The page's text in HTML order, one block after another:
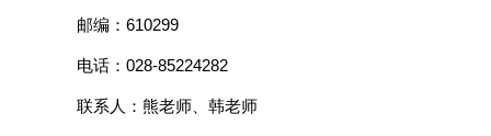
邮编：610299
电话：028-85224282
联系人：熊老师、韩老师